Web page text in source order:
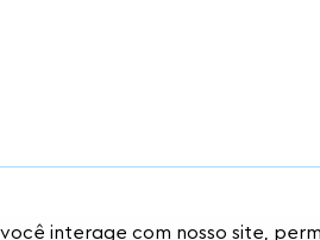
interage com nosso site,